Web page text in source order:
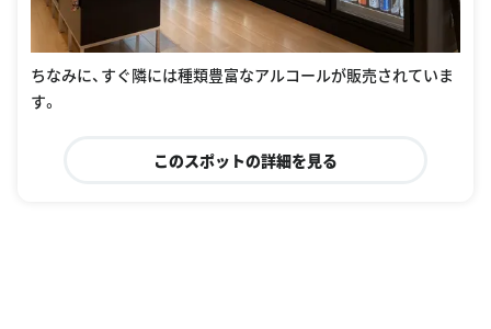
ちなみに、すぐ隣には種類豊富なアルコールが販売されていま
す。
このスポットの詳細を見る